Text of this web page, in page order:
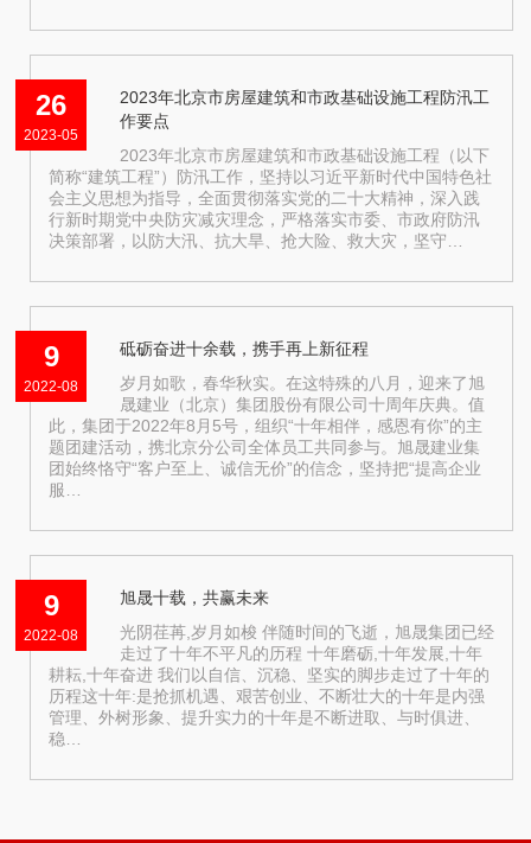
26
2023-05
2023年北京市房屋建筑和市政基础设施工程防汛工
作要点
2023年北京市房屋建筑和市政基础设施工程（以下
简称“建筑工程”）防汛工作，坚持以习近平新时代中国特色社
会主义思想为指导，全面贯彻落实党的二十大精神，深入践
行新时期党中央防灾减灾理念，严格落实市委、市政府防汛
决策部署，以防大汛、抗大旱、抢大险、救大灾，坚守…
9
2022-08
砥砺奋进十余载，携手再上新征程
岁月如歌，春华秋实。在这特殊的八月，迎来了旭
晟建业（北京）集团股份有限公司十周年庆典。值
此，集团于2022年8月5号，组织“十年相伴，感恩有你”的主
题团建活动，携北京分公司全体员工共同参与。旭晟建业集
团始终恪守“客户至上、诚信无价”的信念，坚持把“提高企业
服…
9
2022-08
旭晟十载，共赢未来
光阴荏苒,岁月如梭 伴随时间的飞逝，旭晟集团已经
走过了十年不平凡的历程 十年磨砺,十年发展,十年
耕耘,十年奋进 我们以自信、沉稳、坚实的脚步走过了十年的
历程这十年:是抢抓机遇、艰苦创业、不断壮大的十年是内强
管理、外树形象、提升实力的十年是不断进取、与时俱进、
稳…